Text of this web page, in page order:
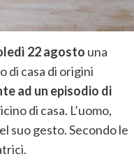
22 agosto una
di casa di origini
ad un episodio di
di casa. L’uomo,
suo gesto. Secondo le